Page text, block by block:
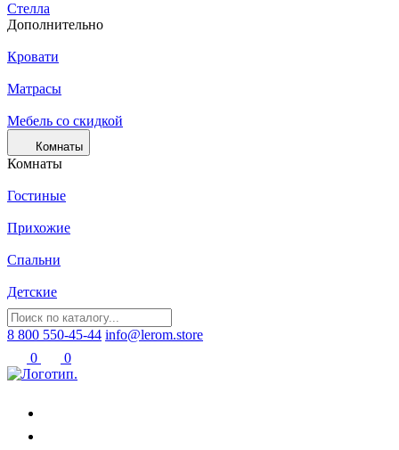
Стелла
Дополнительно
Кровати
Матрасы
Мебель со скидкой
Комнаты
Комнаты
Гостиные
Прихожие
Спальни
Детские
8 800 550-45-44 info@lerom.store
0
0